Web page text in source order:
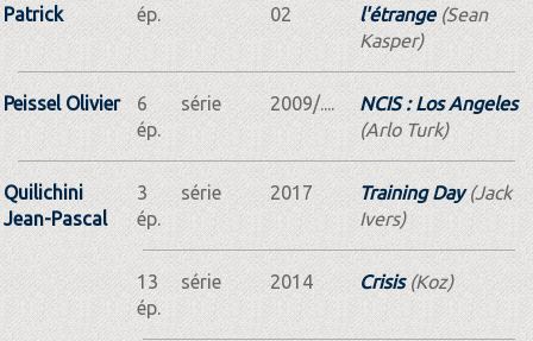
Patrick
ép.
02
l'étrange(Sean
Kasper)
Peissel Olivier
6
ép.
série 2009/....
NCIS : Los Angeles
(Arlo Turk)
Quilichini
Jean-Pascal
3
ép.
série 2017 Training Day(Jack
Ivers)
13
ép.
série 2014 Crisis(Koz)